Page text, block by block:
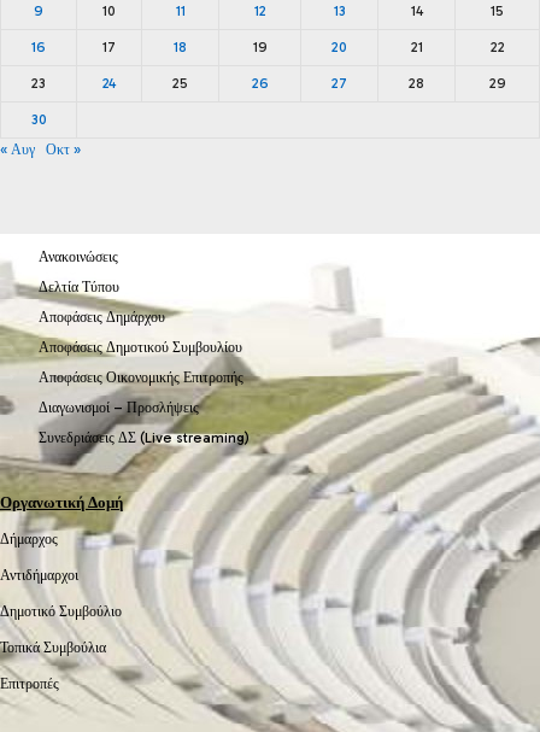
9 10 11 12 13 14 15
16 17 18 19 20 21 22
23 24 25 26 27 28 29
30
« Αυγ
Οκτ »
Ανακοινώσεις
Δελτία Τύπου
Αποφάσεις Δημάρχου
Αποφάσεις Δημοτικού Συμβουλίου
Αποφάσεις Οικονομικής Επιτροπής
Διαγωνισμοί – Προσλήψεις
Συνεδριάσεις ΔΣ (Live streaming)
Οργανωτική Δομή
Δήμαρχος
Αντιδήμαρχοι
Δημοτικό Συμβούλιο
Τοπικά Συμβούλια
Επιτροπές